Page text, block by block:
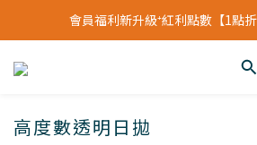
立即加入會員領【$200購物金】首
會員福利新升級⁺紅利點數【1點折
立即加入會員領【$200購物金】首
高度數透明日拋